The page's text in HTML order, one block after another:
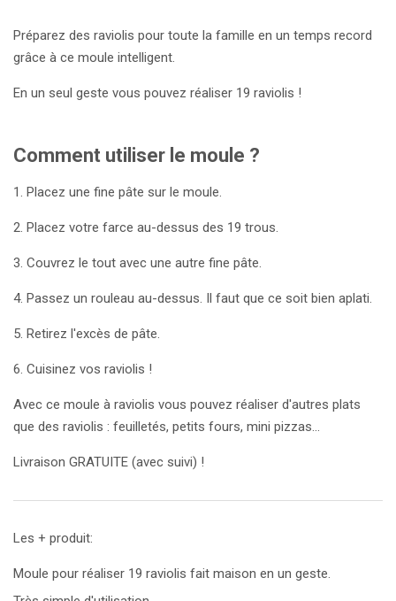
Préparez des raviolis pour toute la famille en un temps record
grâce à ce moule intelligent.
En un seul geste vous pouvez réaliser 19 raviolis !
Comment utiliser le moule ?
1. Placez une fine pâte sur le moule.
2. Placez votre farce au-dessus des 19 trous.
3. Couvrez le tout avec une autre fine pâte.
4. Passez un rouleau au-dessus. Il faut que ce soit bien aplati.
5. Retirez l'excès de pâte.
6. Cuisinez vos raviolis !
Avec ce moule à raviolis vous pouvez réaliser d'autres plats
que des raviolis : feuilletés, petits fours, mini pizzas...
Livraison GRATUITE (avec suivi) !
Les + produit:
Moule pour réaliser 19 raviolis fait maison en un geste.